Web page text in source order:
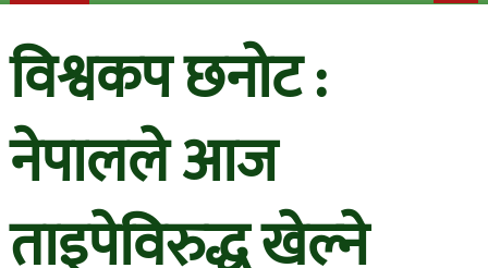
विश्वकप छनोट :
नेपालले आज
ताइपेविरुद्ध खेल्ने